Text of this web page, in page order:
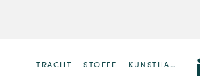
TRACHT STOFFE KUNSTHANDWERK